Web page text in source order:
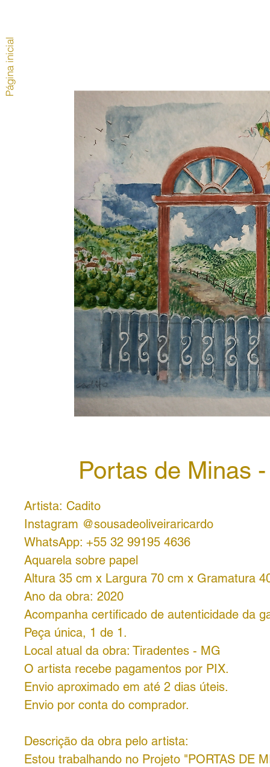
Portas de Minas
Artista: Cadito
Instagram @sousadeoliveiraricardo
WhatsApp: +55 32 99195 4636
Aquarela sobre papel
Altura 35 cm x Largura 70 cm x Gramatura
Ano da obra: 2020
Acompanha certificado de autenticidade da
Peça única, 1 de 1.
Local atual da obra: Tiradentes - MG
O artista recebe pagamentos por PIX.
Envio aproximado em até 2 dias úteis.
Envio por conta do comprador.
Descrição da obra pelo artista:
Estou trabalhando no Projeto "PORTAS DE
Página inicial